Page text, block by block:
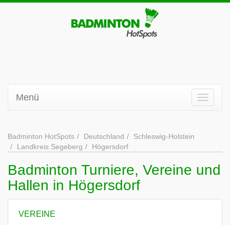
Menü
Badminton HotSpots Deutschland
Schleswig-Holstein
Landkreis Segeberg
Högersdorf
Badminton Turniere, Vereine und
Hallen in Högersdorf
VEREINE